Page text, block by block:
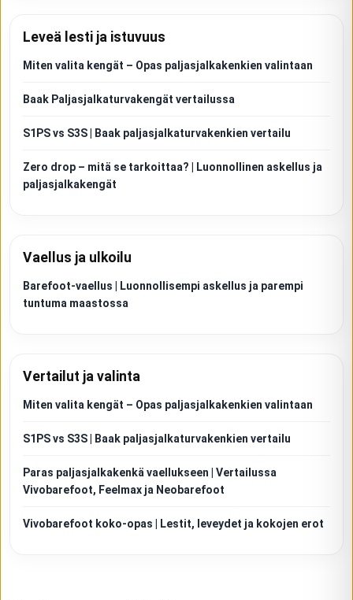
Leveä lesti ja istuvuus
Miten valita kengät – Opas paljasjalkakenkien valintaan
Baak Paljasjalkaturvakengät vertailussa
S1PS vs S3S | Baak paljasjalkaturvakenkien vertailu
Zero drop – mitä se tarkoittaa? | Luonnollinen askellus ja
paljasjalkakengät
Vaellus ja ulkoilu
Barefoot-vaellus | Luonnollisempi askellus ja parempi
tuntuma maastossa
Vertailut ja valinta
Miten valita kengät – Opas paljasjalkakenkien valintaan
S1PS vs S3S | Baak paljasjalkaturvakenkien vertailu
Paras paljasjalkakenkä vaellukseen | Vertailussa
Vivobarefoot, Feelmax ja Neobarefoot
Vivobarefoot koko-opas | Lestit, leveydet ja kokojen erot